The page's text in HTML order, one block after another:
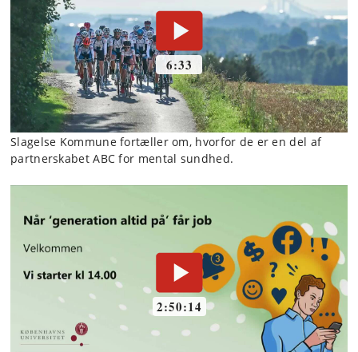
Slagelse Kommune fortæller om, hvorfor de er en del af
partnerskabet ABC for mental sundhed.